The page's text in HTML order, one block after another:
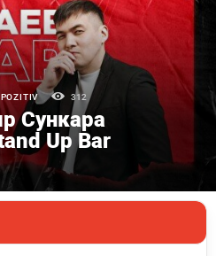
312
Сункара
Up Bar